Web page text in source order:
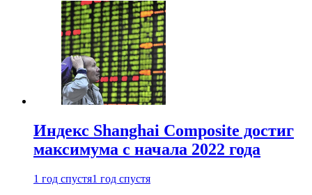
Индекс Shanghai Composite достиг
максимума с начала 2022 года
1 год спустя1 год спустя